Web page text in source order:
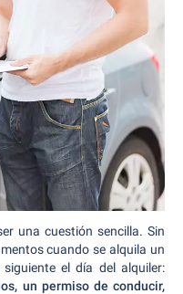
una cuestión sencilla. Sin
cuando se alquila un
el día del alquiler:
un permiso de conducir,